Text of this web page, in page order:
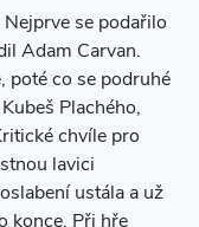
Nejprve se podařilo
Adam Carvan.
poté co se podruhé
Plachého,
chvíle pro
lavici
ustála a už
konce. Při hře